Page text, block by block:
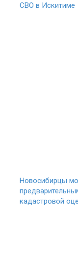
СВО в Искитиме
Новосибирцы
кадастровой